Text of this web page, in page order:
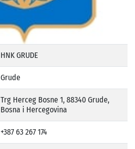
HNK GRUDE
Grude
Trg Herceg Bosne 1, 88340 Grude,
Bosna i Hercegovina
+387 63 267 174